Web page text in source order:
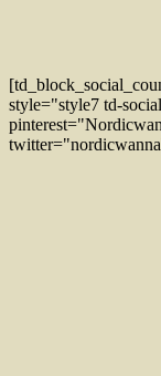
style="style7 td-